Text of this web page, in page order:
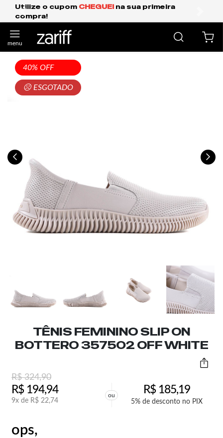
CHEGUEIna sua primeira Frete Grátis
anterior
40% OFF
☹ ESGOTADO
TÊNIS FEMININO SLIP ON
BOTTERO 357502 OFF WHITE
R$324,90
R$194,94
9x de R$ 22,74
ou R$185,19
5% de desconto no PIX
ops,